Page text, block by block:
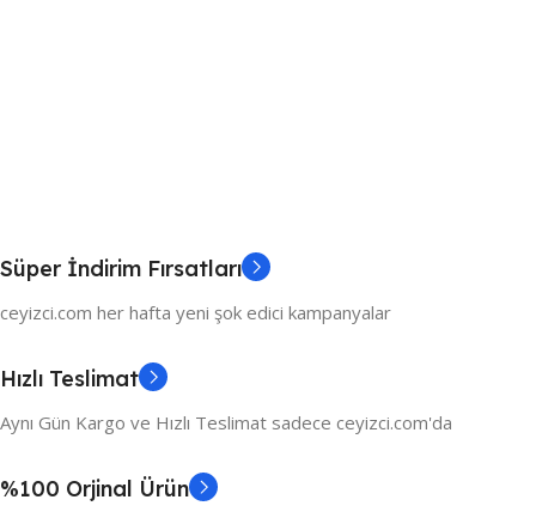
Süper İndirim Fırsatları
ceyizci.com her hafta yeni şok edici kampanyalar
Hızlı Teslimat
Aynı Gün Kargo ve Hızlı Teslimat sadece ceyizci.com'da
%100 Orjinal Ürün